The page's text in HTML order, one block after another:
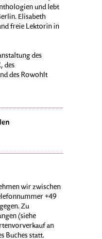
und lebt
Elisabeth
freie Lektorin in
des
des
des Rowohlt
wir zwischen
+49
Zu
(siehe
an
Buches statt.